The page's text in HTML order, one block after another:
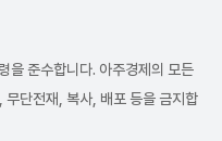
을 준수합니다. 아주경제의 모든
단전재, 복사, 배포 등을 금지합